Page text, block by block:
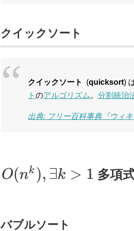
クイックソート
クイックソート (quicksort)
ト のアルゴリズム 。 分割統治
出典: フリー百科事典『ウィ
O(nk), ∃k>1 多項
バブルソート